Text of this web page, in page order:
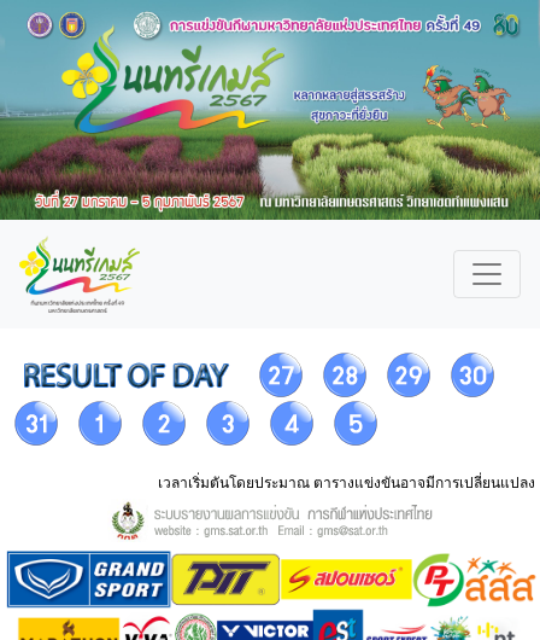
เวลาเริ่มตันโดยประมาณ ตารางแข่งขันอาจมีการเปลี่ยนแปลง